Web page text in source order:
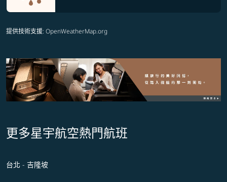
提供技術支援: OpenWeatherMap.org
更多星宇航空熱門航班
台北 - 吉隆坡